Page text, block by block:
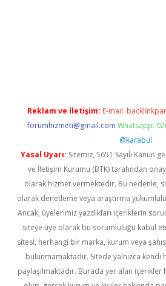
Reklam ve İletişim: E-mail:
forumhizmeti@gmail.com Whatsapp:
@karabul
Yasal Uyarı: Sitemiz, 5651 Sayılı Kanun
ve İletişim Kurumu (BTK) tarafından
olarak hizmet vermektedir. Bu nedenle,
olarak denetleme veya araştırma
Ancak, üyelerimiz yazdıkları içeriklerin
siteye üye olarak bu sorumluluğu kabul
sitesi, herhangi bir marka, kurum veya
bulunmamaktadır. Sitede yalnızca kendi
paylaşılmaktadır. Burada yer alan içerikler